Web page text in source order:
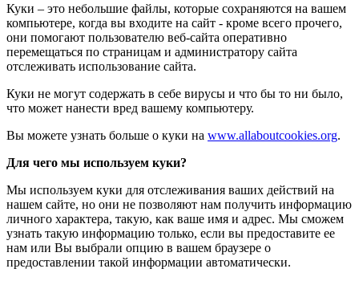
Куки – это небольшие файлы, которые сохраняются на вашем
компьютере, когда вы входите на сайт - кроме всего прочего,
они помогают пользователю веб-сайта оперативно
перемещаться по страницам и администратору сайта
отслеживать использование сайта.
Куки не могут содержать в себе вирусы и что бы то ни было,
что может нанести вред вашему компьютеру.
Вы можете узнать больше о куки на www.allaboutcookies.org.
Для чего мы используем куки?
Мы используем куки для отслеживания ваших действий на
нашем сайте, но они не позволяют нам получить информацию
личного характера, такую, как ваше имя и адрес. Мы сможем
узнать такую информацию только, если вы предоставите ее
нам или Вы выбрали опцию в вашем браузере о
предоставлении такой информации автоматически.